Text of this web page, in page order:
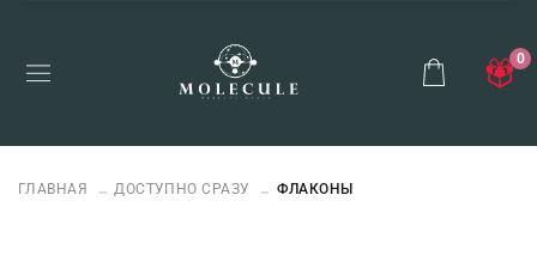
0
ГЛАВНАЯ ДОСТУПНО СРАЗУ ФЛАКОНЫ